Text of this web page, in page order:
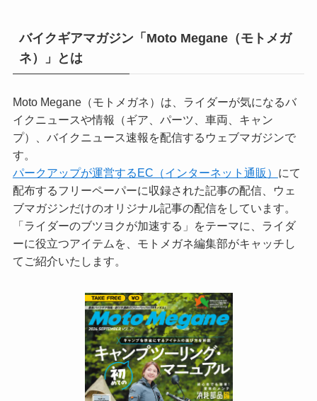
バイクギアマガジン「Moto Megane（モトメガ
ネ）」とは
Moto Megane（モトメガネ）は、ライダーが気になるバ
イクニュースや情報（ギア、パーツ、車両、キャン
プ）、バイクニュース速報を配信するウェブマガジンで
す。
パークアップが運営するEC（インターネット通販） にて
配布するフリーペーパーに収録された記事の配信、ウェ
ブマガジンだけのオリジナル記事の配信をしています。
「ライダーのブツヨクが加速する」をテーマに、ライダ
ーに役立つアイテムを、モトメガネ編集部がキャッチし
てご紹介いたします。